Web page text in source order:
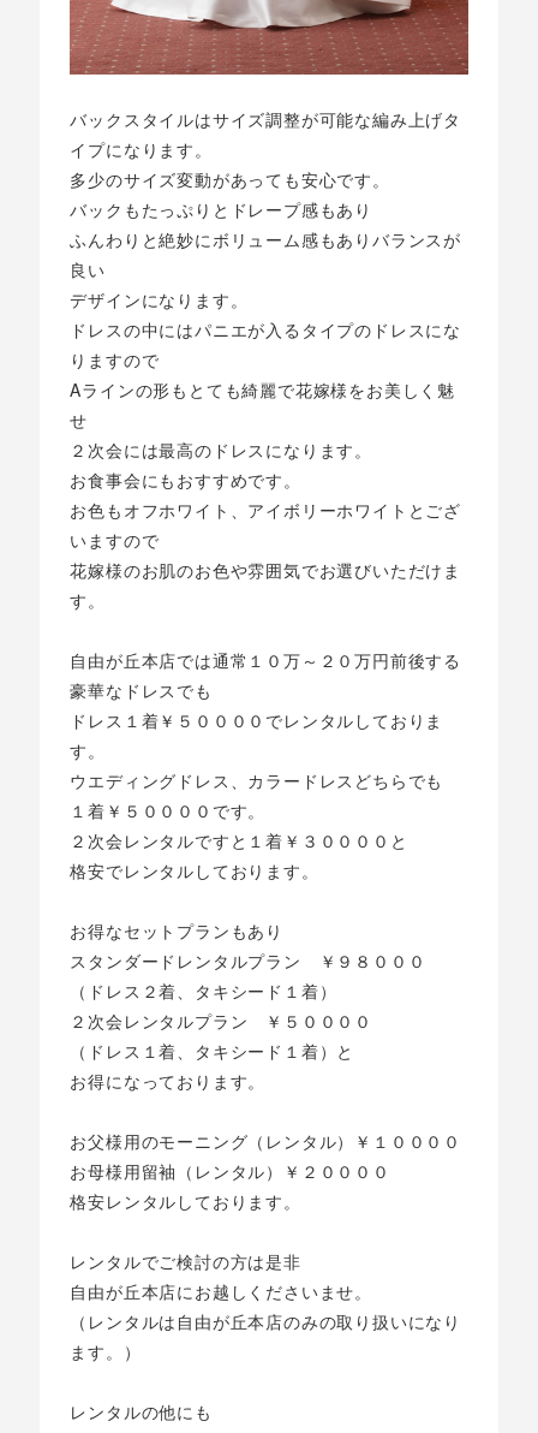
バックスタイルはサイズ調整が可能な編み上げタ
イプになります。
多少のサイズ変動があっても安心です。
バックもたっぷりとドレープ感もあり
ふんわりと絶妙にボリューム感もありバランスが
良い
デザインになります。
ドレスの中にはパニエが入るタイプのドレスにな
りますので
Aラインの形もとても綺麗で花嫁様をお美しく魅
せ
２次会には最高のドレスになります。
お食事会にもおすすめです。
お色もオフホワイト、アイボリーホワイトとござ
いますので
花嫁様のお肌のお色や雰囲気でお選びいただけま
す。
自由が丘本店では通常１０万～２０万円前後する
豪華なドレスでも
ドレス１着￥５００００でレンタルしておりま
す。
ウエディングドレス、カラードレスどちらでも
１着￥５００００です。
２次会レンタルですと１着￥３００００と
格安でレンタルしております。
お得なセットプランもあり
スタンダードレンタルプラン ￥９８０００
（ドレス２着、タキシード１着）
２次会レンタルプラン ￥５００００
（ドレス１着、タキシード１着）と
お得になっております。
お父様用のモーニング（レンタル）￥１００００
お母様用留袖（レンタル）￥２００００
格安レンタルしております。
レンタルでご検討の方は是非
自由が丘本店にお越しくださいませ。
（レンタルは自由が丘本店のみの取り扱いになり
ます。）
レンタルの他にも